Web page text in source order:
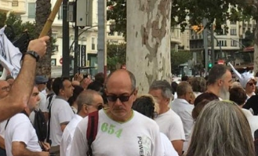
a la plaça de l'Ajuntament de